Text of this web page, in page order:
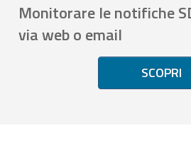
Monitorare le notifiche
via web o email
SCOPRI